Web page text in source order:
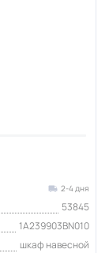
2-4 дня
53845
1A239903BN010
шкаф навесной